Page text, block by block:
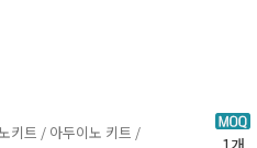
키트 / 아두이노 키트 /